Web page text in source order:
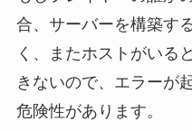
合、サーバーを構築す
く、またホストがいる
きないので、エラーが
危険性があります。